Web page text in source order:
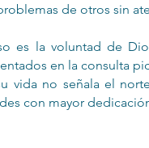
de otros sin
es la voluntad de
en la consulta
vida no señala el
con mayor